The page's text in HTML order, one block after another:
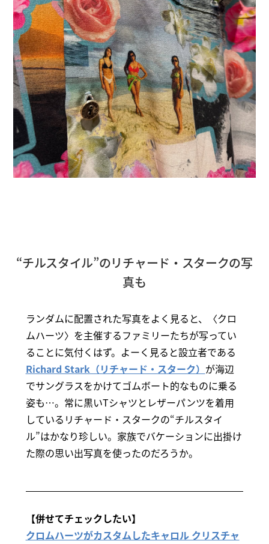
“チルスタイル”のリチャード・スタークの写
真も
ランダムに配置された写真をよく見ると、〈クロ
ムハーツ〉を主催するファミリーたちが写ってい
ることに気付くはず。よーく見ると設立者である
Richard Stark（リチャード・スターク） が海辺
でサングラスをかけてゴムボート的なものに乗る
姿も…。常に黒いTシャツとレザーパンツを着用
しているリチャード・スタークの“チルスタイ
ル”はかなり珍しい。家族でバケーションに出掛け
た際の思い出写真を使ったのだろうか。
【併せてチェックしたい】
クロムハーツがカスタムしたキャロル クリスチャ